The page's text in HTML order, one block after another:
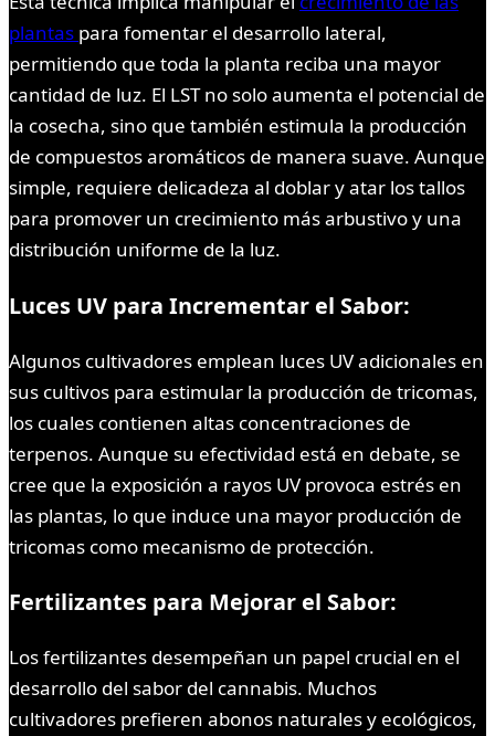
plantas para fomentar el desarrollo lateral,
permitiendo que toda la planta reciba una mayor
cantidad de luz. El LST no solo aumenta el potencial de
la cosecha, sino que también estimula la producción
de compuestos aromáticos de manera suave. Aunque
simple, requiere delicadeza al doblar y atar los tallos
para promover un crecimiento más arbustivo y una
distribución uniforme de la luz.
Luces UV para Incrementar el Sabor:
Algunos cultivadores emplean luces UV adicionales en
sus cultivos para estimular la producción de tricomas,
los cuales contienen altas concentraciones de
terpenos. Aunque su efectividad está en debate, se
cree que la exposición a rayos UV provoca estrés en
las plantas, lo que induce una mayor producción de
tricomas como mecanismo de protección.
Fertilizantes para Mejorar el Sabor:
Los fertilizantes desempeñan un papel crucial en el
desarrollo del sabor del cannabis. Muchos
cultivadores prefieren abonos naturales y ecológicos,